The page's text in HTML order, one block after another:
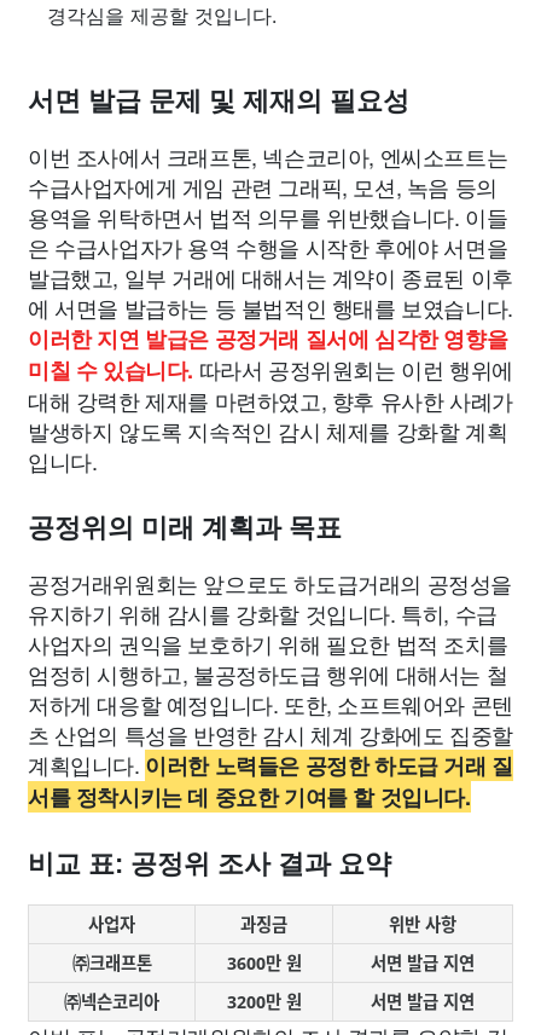
경각심을 제공할 것입니다.
서면 발급 문제 및 제재의 필요성
이번 조사에서 크래프톤, 넥슨코리아, 엔씨소프트는
수급사업자에게 게임 관련 그래픽, 모션, 녹음 등의
용역을 위탁하면서 법적 의무를 위반했습니다. 이들
은 수급사업자가 용역 수행을 시작한 후에야 서면을
발급했고, 일부 거래에 대해서는 계약이 종료된 이후
에 서면을 발급하는 등 불법적인 행태를 보였습니다.
이러한 지연 발급은 공정거래 질서에 심각한 영향을
미칠 수 있습니다. 따라서 공정위원회는 이런 행위에
대해 강력한 제재를 마련하였고, 향후 유사한 사례가
발생하지 않도록 지속적인 감시 체제를 강화할 계획
입니다.
공정위의 미래 계획과 목표
공정거래위원회는 앞으로도 하도급거래의 공정성을
유지하기 위해 감시를 강화할 것입니다. 특히, 수급
사업자의 권익을 보호하기 위해 필요한 법적 조치를
엄정히 시행하고, 불공정하도급 행위에 대해서는 철
저하게 대응할 예정입니다. 또한, 소프트웨어와 콘텐
츠 산업의 특성을 반영한 감시 체계 강화에도 집중할
계획입니다. 이러한 노력들은 공정한 하도급 거래 질
서를 정착시키는 데 중요한 기여를 할 것입니다.
비교 표: 공정위 조사 결과 요약
사업자 과징금
위반 사항
㈜크래프톤
3600만 원
서면 발급 지연
㈜넥슨코리아
3200만 원 서면 발급 지연